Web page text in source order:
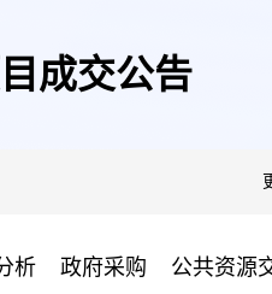
成交公告
析 政府采购 公共资源